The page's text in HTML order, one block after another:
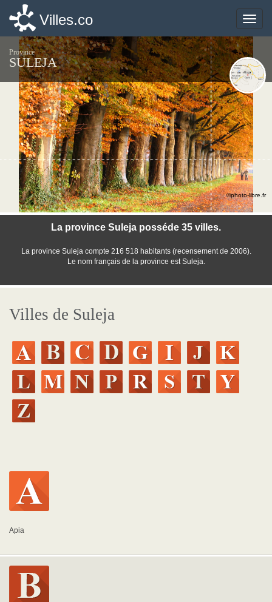
Toggle
Villes.co
Province
SULEJA
La province Suleja posséde 35 villes.
La province Suleja compte 216 518 habitants (recensement de 2006).
Le nom français de la province est Suleja.
©photo-libre.fr
Villes de Suleja
Apia
Toggle
Villes.co